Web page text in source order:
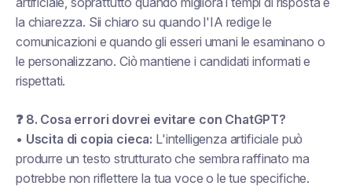
la chiarezza. Sii chiaro su quando l'IA redige le
comunicazioni e quando gli esseri umani le esaminano o
le personalizzano. Ciò mantiene i candidati informati e
rispettati.
❓ 8. Cosa errori dovrei evitare con ChatGPT?
• Uscita di copia cieca: L'intelligenza artificiale può
produrre un testo strutturato che sembra raffinato ma
potrebbe non riflettere la tua voce o le tue specifiche.